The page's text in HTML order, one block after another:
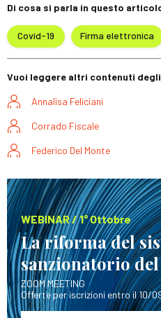
Di cosa si parla in questo
Covid-19 Firma elettronica
Vuoi leggere altri contenuti
Annalisa Feliciani
Corrado Fiscale
Federico Del Monte
WEBINAR / 1° Ottobre
La riforma del
sanzionatorio del
ZOOM MEETING
Offerte per iscrizioni entro il 10/